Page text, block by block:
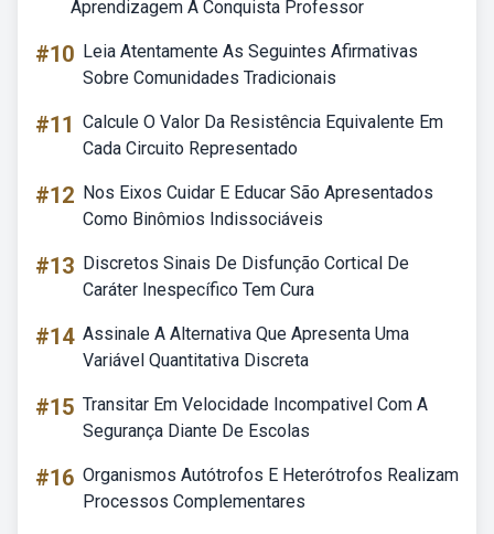
Aprendizagem A Conquista Professor
#10 Leia Atentamente As Seguintes Afirmativas
Sobre Comunidades Tradicionais
#11 Calcule O Valor Da Resistência Equivalente Em
Cada Circuito Representado
#12 Nos Eixos Cuidar E Educar São Apresentados
Como Binômios Indissociáveis
#13 Discretos Sinais De Disfunção Cortical De
Caráter Inespecífico Tem Cura
#14 Assinale A Alternativa Que Apresenta Uma
Variável Quantitativa Discreta
#15 Transitar Em Velocidade Incompativel Com A
Segurança Diante De Escolas
#16 Organismos Autótrofos E Heterótrofos Realizam
Processos Complementares